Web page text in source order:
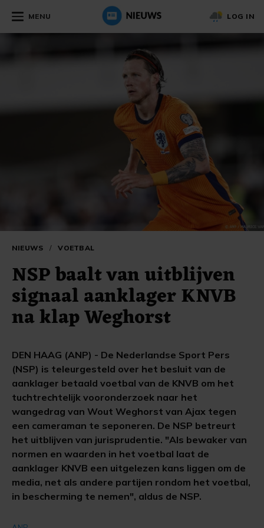
MENU LOG IN
NIEUWS / VOETBAL
NSP baalt van uitblijven
signaal aanklager KNVB
na klap Weghorst
DEN HAAG (ANP) - De Nederlandse Sport Pers
(NSP) is teleurgesteld over het besluit van de
aanklager betaald voetbal van de KNVB om het
tuchtrechtelijk vooronderzoek naar het
wangedrag van Wout Weghorst van Ajax tegen
een cameraman te seponeren. De NSP betreurt
het uitblijven van jurisprudentie. "Als bewaker van
normen en waarden in het voetbal laat de
aanklager KNVB een uitgelezen kans liggen om de
media, net als andere partijen rondom het voetbal,
in bescherming te nemen", aldus de NSP.